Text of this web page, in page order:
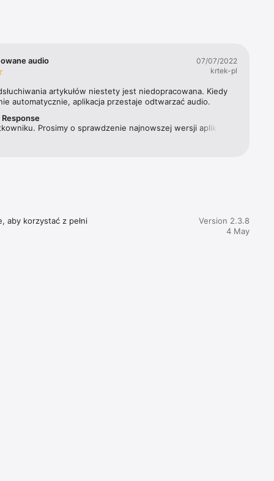
audio
07/07/2022
krtek-pl
artykułów niestety jest niedopracowana. Kiedy
automatycznie, aplikacja przestaje odtwarzać audio.
Prosimy o sprawdzenie najnowszej wersji aplikacji.
aby korzystać z pełni
Version 2.3.8
4 May